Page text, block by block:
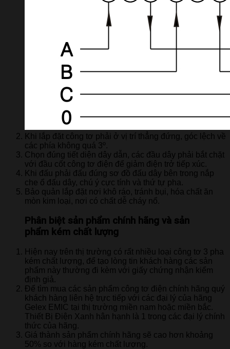
Khi lắp đặt công tơ phải ở vị trí thẳng đứng, góc lệch về
các phía không quá 3º.
Chọn đúng tiết diện dây dẫn, các đầu dây phải bắt chặt
với đầu cốt công tơ điện để giảm điện trở tiếp xúc.
Khi đấu phải đấu đúng sơ đồ đấu dây bên trong nắp
che ổ đấu dây, chú ý cực tính và thứ tự pha.
Bảo quản lắp đặt nơi khô ráo, tránh bụi, hóa chất ăn
mòn kim loại, nơi có chất dễ cháy nổ.
Phân biệt sản phẩm chính hãng và sản
phẩm kém chất lượng
Hiện nay trên thị trường có rất nhiều loại công tơ 3 pha
kém chất lượng, để tạo lòng tin khách hàng các sản
phẩm này thường đi kèm với giấy chứng nhận kiểm
định giả.
Để tìm mua các sản phẩm công tơ điện chính hãng quý
khách hàng liên hệ trực tiếp với các đại lý của hãng
Gelex EMIC tại thị trường miền nam hoặc miền bắc.
Thiết Bị Điện Xanh hân hạnh là 1 trong các đại lý chính
thức của hãng.
Giá thành sản phẩm chính hãng sẽ cao hơn khoảng
50% so với hàng kém chất lượng.